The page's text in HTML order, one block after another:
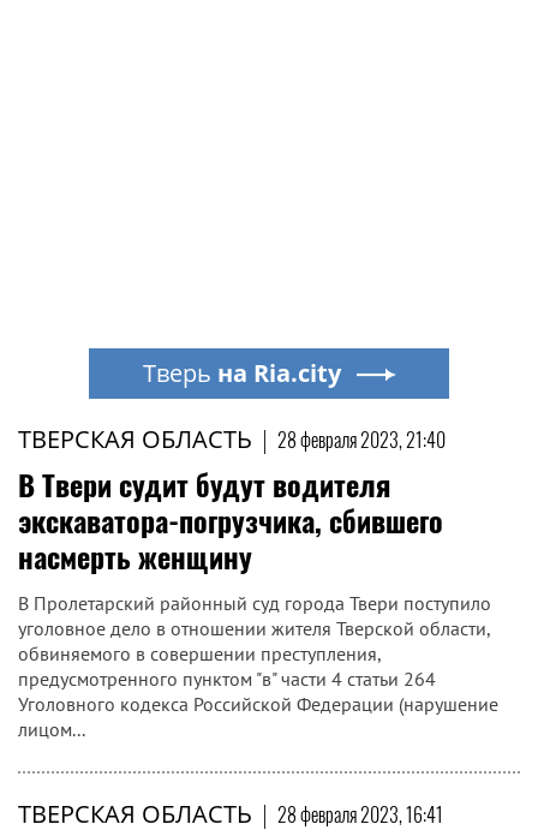
ТВЕРСКАЯ ОБЛАСТЬ | 28 февраля 2023, 21:40
В Твери судит будут водителя
экскаватора-погрузчика, сбившего
насмерть женщину
В Пролетарский районный суд города Твери поступило
уголовное дело в отношении жителя Тверской области,
обвиняемого в совершении преступления,
предусмотренного пунктом "в" части 4 статьи 264
Уголовного кодекса Российской Федерации (нарушение
лицом...
ТВЕРСКАЯ ОБЛАСТЬ | 28 февраля 2023, 16:41
Тверь на Ria.city